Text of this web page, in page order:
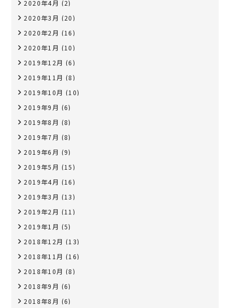
2020年4月 (2)
2020年3月 (20)
2020年2月 (16)
2020年1月 (10)
2019年12月 (6)
2019年11月 (8)
2019年10月 (10)
2019年9月 (6)
2019年8月 (8)
2019年7月 (8)
2019年6月 (9)
2019年5月 (15)
2019年4月 (16)
2019年3月 (13)
2019年2月 (11)
2019年1月 (5)
2018年12月 (13)
2018年11月 (16)
2018年10月 (8)
2018年9月 (6)
2018年8月 (6)